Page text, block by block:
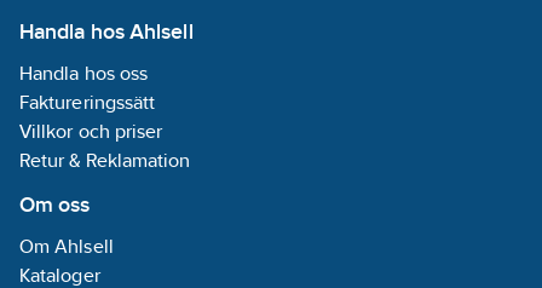
Handla hos Ahlsell
Handla hos oss
Faktureringssätt
Villkor och priser
Retur & Reklamation
Om oss
Om Ahlsell
Kataloger